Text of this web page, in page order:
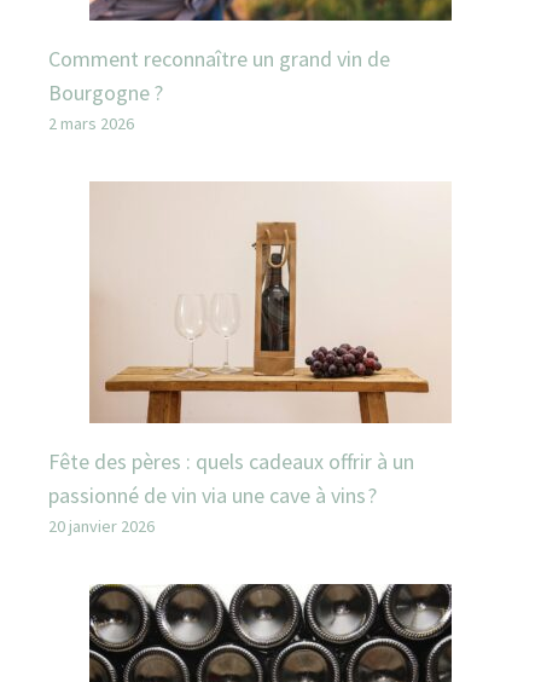
Comment reconnaître un grand vin de
Bourgogne ?
2 mars 2026
Fête des pères : quels cadeaux offrir à un
passionné de vin via une cave à vins ?
20 janvier 2026